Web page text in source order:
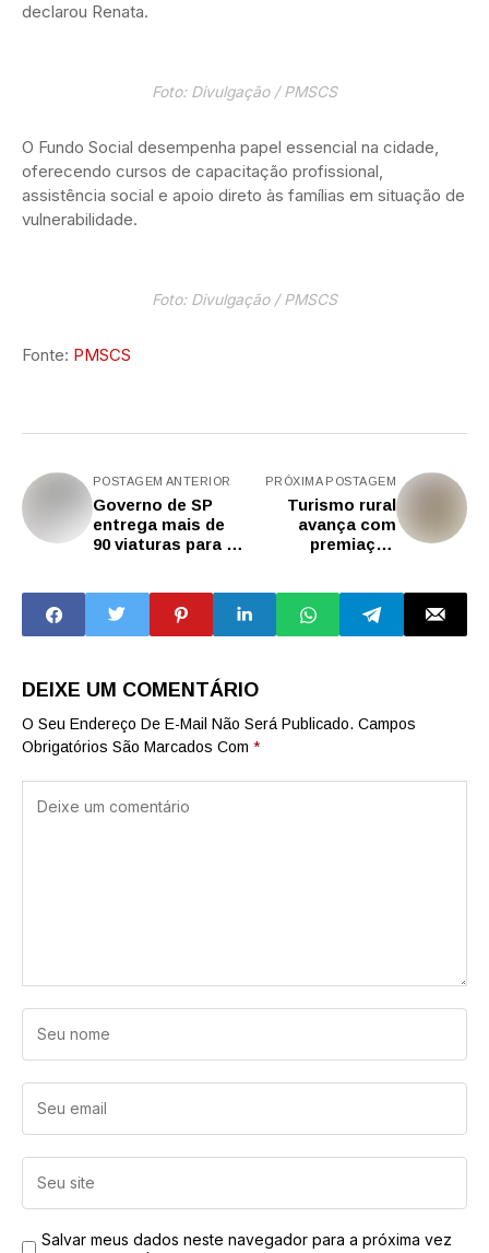
declarou Renata.
Foto: Divulgação / PMSCS
O Fundo Social desempenha papel essencial na cidade,
oferecendo cursos de capacitação profissional,
assistência social e apoio direto às famílias em situação de
vulnerabilidade.
Foto: Divulgação / PMSCS
Fonte: PMSCS
POSTAGEM ANTERIOR
Governo de SP
entrega mais de
90 viaturas para a
PRÓXIMA POSTAGEM
Turismo rural
avança com
premiação
DEIXE UM COMENTÁRIO
O Seu Endereço De E-Mail Não Será Publicado. Campos
Obrigatórios São Marcados Com *
Salvar meus dados neste navegador para a próxima vez